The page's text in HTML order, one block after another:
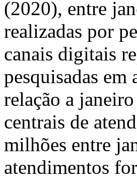
(2020), entre
realizadas por
canais digitais
pesquisadas
relação a
centrais de
milhões entre
atendimentos